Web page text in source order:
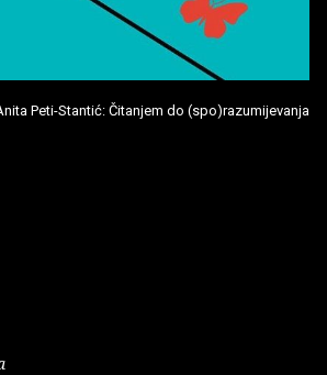
Peti-Stantić: Čitanjem do (spo)razumijevanja